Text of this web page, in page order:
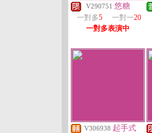
V290751 悠糖
一對多5 一對一20
一對多表演中
V306938 起手式